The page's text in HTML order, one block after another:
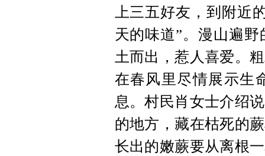
上三五好友，到附近
天的味道”。漫山遍
土而出，惹人喜爱。
在春风里尽情展示生
息。村民肖女士介绍
的地方，藏在枯死的
长出的嫩蕨要从离根